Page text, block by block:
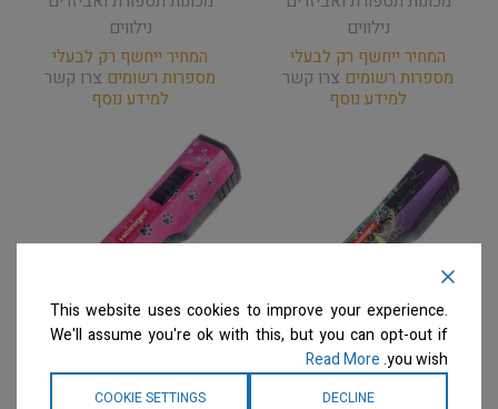
נילווים
המחיר ייחשף רק לבעלי
מספרות רשומים צרו קשר
למידע נוסף
נילווים
המחיר ייחשף רק לבעלי
מספרות רשומים צרו קשר
למידע נוסף
Heiniger – מכונת תספורת
Heiniger – מכונת תספורת
This website uses cookies to improve your experience.
We'll assume you're ok with this, but you can opt-out if
you wish.
Read More
DECLINE
COOKIE SETTINGS